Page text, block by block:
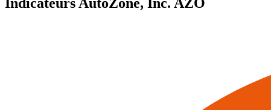
Indicateurs AutoZone, Inc. AZO